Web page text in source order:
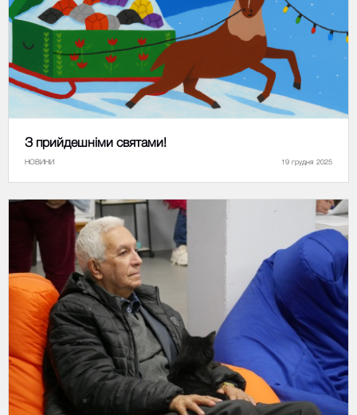
З прийдешніми святами!
НОВИНИ 19 грудня 2025